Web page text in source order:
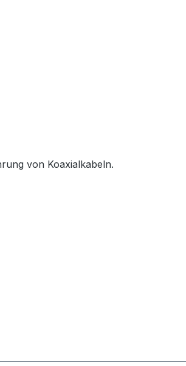
von Koaxialkabeln.